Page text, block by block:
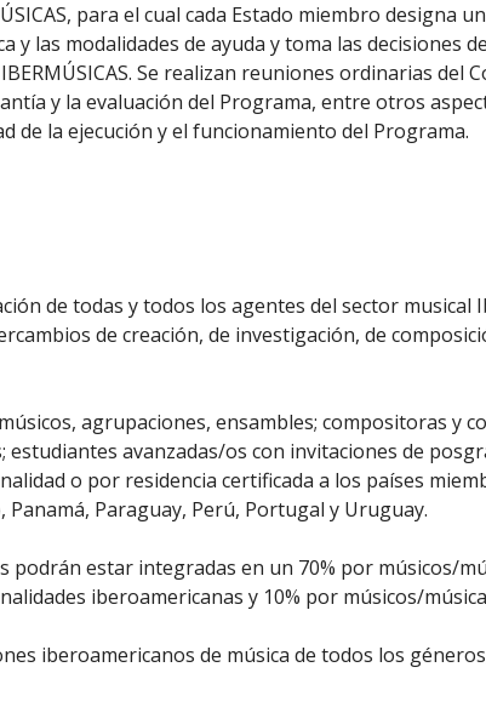
para el cual cada Estado miembro designa
y las modalidades de ayuda y toma las decisiones
Se realizan reuniones ordinarias del
y la evaluación del Programa, entre otros
de la ejecución y el funcionamiento del Programa.
de todas y todos los agentes del sector musical
de creación, de investigación, de
agrupaciones, ensambles; compositoras y
avanzadas/os con invitaciones de
o por residencia certificada a los países
Panamá, Paraguay, Perú, Portugal y Uruguay.
estar integradas en un 70% por músicos/
iberoamericanas y 10% por músicos/
iberoamericanos de música de todos los